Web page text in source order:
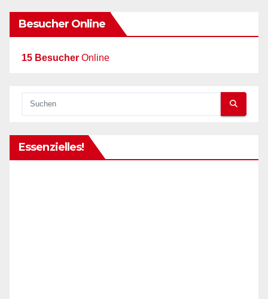
Besucher Online
15 Besucher Online
Essenzielles!